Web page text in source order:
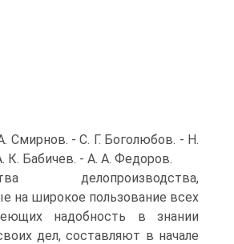
Смирнов. - С. Г. Боголюбов. - Н.
К. Бабичев. - А. А. Федоров.
делопроизводства,
на широкое пользование всех
надобность в знании
дел, составляют в начале